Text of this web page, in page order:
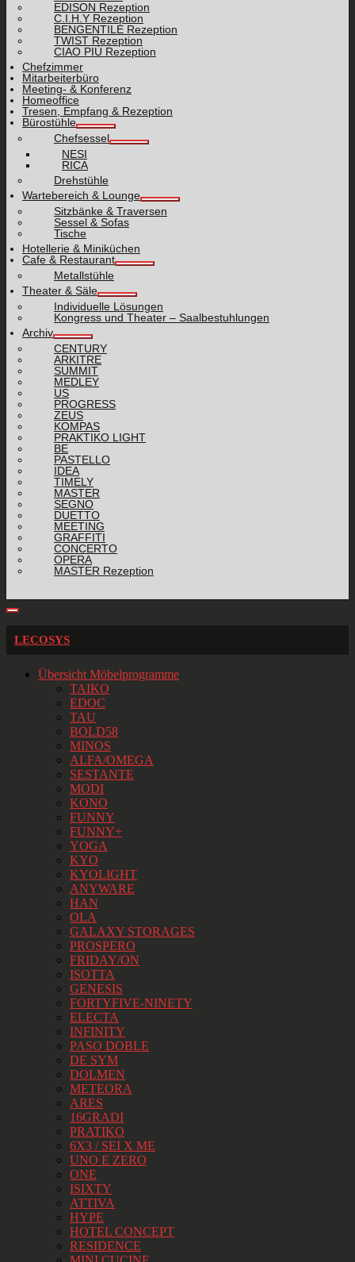
EDISON Rezeption
C.I.H.Y Rezeption
BENGENTILE Rezeption
TWIST Rezeption
CIAO PIÙ Rezeption
Chefzimmer
Mitarbeiterbüro
Meeting- & Konferenz
Homeoffice
Tresen, Empfang & Rezeption
Bürostühle
Chefsessel
NESI
RICA
Drehstühle
Wartebereich & Lounge
Sitzbänke & Traversen
Sessel & Sofas
Tische
Hotellerie & Miniküchen
Cafe & Restaurant
Metallstühle
Theater & Säle
Individuelle Lösungen
Kongress und Theater – Saalbestuhlungen
Archiv
CENTURY
ARKITRE
SUMMIT
MEDLEY
US
PROGRESS
ZEUS
KOMPAS
PRAKTIKO LIGHT
BE
PASTELLO
IDEA
TIMELY
MASTER
SEGNO
DUETTO
MEETING
GRAFFITI
CONCERTO
OPERA
MASTER Rezeption
LECOSYS
Übersicht Möbelprogramme
TAIKO
EDOC
TAU
BOLD58
MINOS
ALFA/OMEGA
SESTANTE
MODI
KONO
FUNNY
FUNNY+
YOGA
KYO
KYOLIGHT
ANYWARE
HAN
OLA
GALAXY STORAGES
PROSPERO
FRIDAY/ON
ISOTTA
GENESIS
FORTYFIVE-NINETY
ELECTA
INFINITY
PASO DOBLE
DE SYM
DOLMEN
METEORA
ARES
16GRADI
PRATIKO
6X3 / SEI X ME
UNO E ZERO
ONE
ISIXTY
ATTIVA
HYPE
HOTEL CONCEPT
RESIDENCE